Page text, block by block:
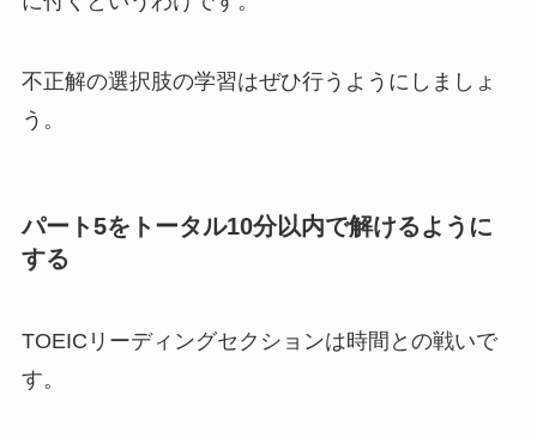
不正解の選択肢の学習はぜひ行うようにしましょ
う。
パート5をトータル10分以内で解けるように
する
TOEICリーディングセクションは時間との戦いで
す。